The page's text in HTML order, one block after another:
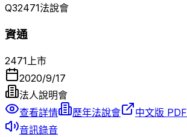
Q32471法說會
資通
2471上市
2020/9/17
法人說明會
查看詳情
歷年法說會 中文版 PDF
音訊錄音